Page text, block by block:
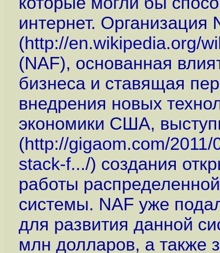
интернет. Организация
(http://en.wikipedia.org/
(NAF), основанная
бизнеса и ставящая
внедрения новых
экономики США,
(http://gigaom.com/
stack-f.../) создания
работы
системы. NAF уже
для развития данной
млн долларов, а также